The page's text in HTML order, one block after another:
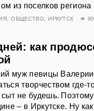
из поселков региона
ОБЩЕСТВО ИРКУТСК
как
муж певицы
творчеством где-
не будешь.
– в Иркутске. Ну как